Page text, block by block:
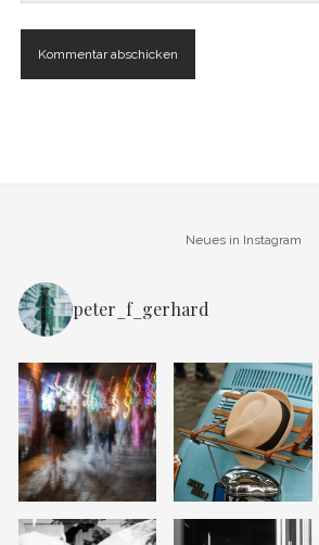
Neues in Instagram
peter_f_gerhard